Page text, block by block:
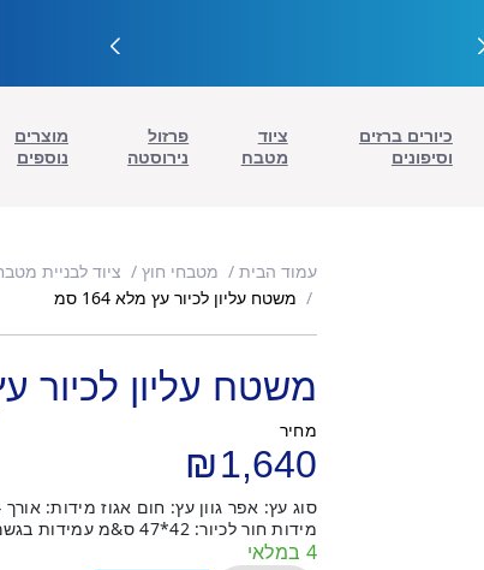
כיורים ברזים
וסיפונים
ציוד
מטבח
פרזול
נירוסטה
מוצרים
נוספים
עמוד הבית מטבחי חוץ ציוד לבניית
משטח עליון לכיור עץ מלא 164 סמ
משטח עליון לכיור עץ
מחיר
₪1,640
מידות חור לכיור: 42*47 ס&מ עמידות בגשם. לא עמיד בשמש.
4 במלאי